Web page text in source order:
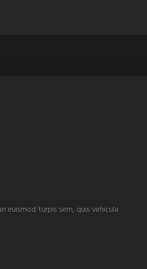
euismod turpis sem, quis vehicula